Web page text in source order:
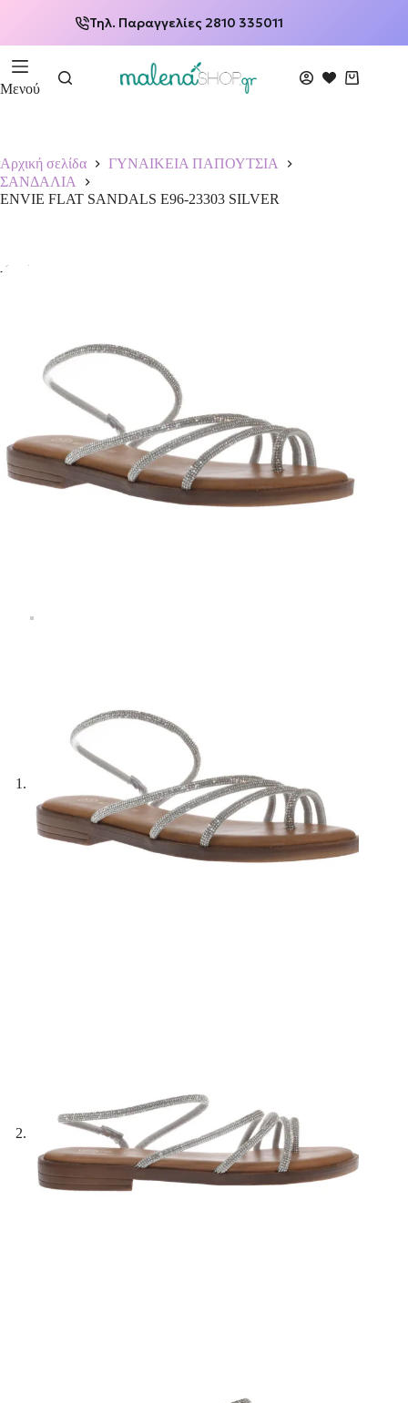
Τηλ. Παραγγελίες 2810 335011
Μενού
Αρχική σελίδα
ΓΥΝΑΙΚΕΙΑ ΠΑΠΟΥΤΣΙΑ
ΣΑΝΔΑΛΙΑ
ENVIE FLAT SANDALS E96-23303 SILVER
-15%